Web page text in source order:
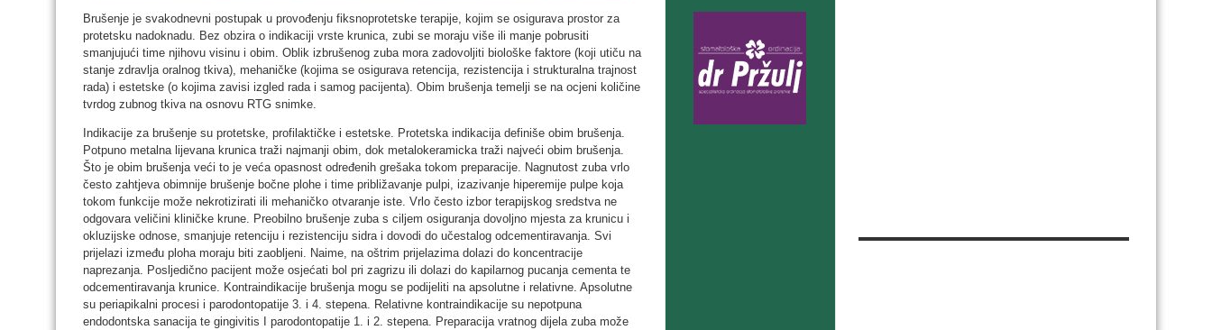
Brušenje je svakodnevni postupak u provođenju fiksnoprotetske terapije, kojim se osigurava prostor za
protetsku nadoknadu. Bez obzira o indikaciji vrste krunica, zubi se moraju više ili manje pobrusiti
smanjujući time njihovu visinu i obim. Oblik izbrušenog zuba mora zadovoljiti biološke faktore (koji utiču na
stanje zdravlja oralnog tkiva), mehaničke (kojima se osigurava retencija, rezistencija i strukturalna trajnost
rada) i estetske (o kojima zavisi izgled rada i samog pacijenta). Obim brušenja temelji se na ocjeni količine
tvrdog zubnog tkiva na osnovu RTG snimke.
Indikacije za brušenje su protetske, profilaktičke i estetske. Protetska indikacija definiše obim brušenja.
Potpuno metalna lijevana krunica traži najmanji obim, dok metalokeramicka traži najveći obim brušenja.
Što je obim brušenja veći to je veća opasnost određenih grešaka tokom preparacije. Nagnutost zuba vrlo
često zahtjeva obimnije brušenje bočne plohe i time približavanje pulpi, izazivanje hiperemije pulpe koja
tokom funkcije može nekrotizirati ili mehaničko otvaranje iste. Vrlo često izbor terapijskog sredstva ne
odgovara veličini kliničke krune. Preobilno brušenje zuba s ciljem osiguranja dovoljno mjesta za krunicu i
okluzijske odnose, smanjuje retenciju i rezistenciju sidra i dovodi do učestalog odcementiravanja. Svi
prijelazi između ploha moraju biti zaobljeni. Naime, na oštrim prijelazima dolazi do koncentracije
naprezanja. Posljedično pacijent može osjećati bol pri zagrizu ili dolazi do kapilarnog pucanja cementa te
odcementiravanja krunice. Kontraindikacije brušenja mogu se podijeliti na apsolutne i relativne. Apsolutne
su periapikalni procesi i parodontopatije 3. i 4. stepena. Relativne kontraindikacije su nepotpuna
endodontska sanacija te gingivitis I parodontopatije 1. i 2. stepena. Preparacija vratnog dijela zuba može